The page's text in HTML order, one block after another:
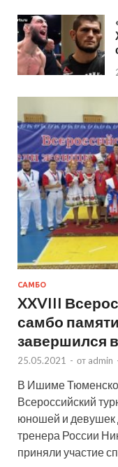
САМБО
XXVIII
самбо
завершился
25.05.2021 - от admin
В Ишиме
Всероссийский
юношей и девушек
тренера России
приняли участие